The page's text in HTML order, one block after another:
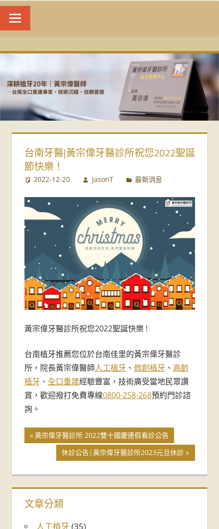
台
南
植
牙
|
黃
宗
偉
牙
醫
診
所-
台
南
牙
醫
推
薦
台南牙醫|黃宗偉牙醫診所祝您2022聖誕
節快樂！
2022-12-20 JasonT 最新消息
黃宗偉牙醫診所祝您2022聖誕快樂 !
台南植牙推薦您位於台南佳里的黃宗偉牙醫診
所，院長黃宗偉醫師人工植牙 、 微創植牙 、 高齡
植牙 、 全口重建經驗豐富，技術廣受當地民眾讚
賞，歡迎撥打免費專線0800-258-268預約門診諮
詢。
黃宗偉牙醫診所 2022雙十國慶連假看診公告
休診公告|黃宗偉牙醫診所2023元旦休診
文章分類
人工植牙 (35)